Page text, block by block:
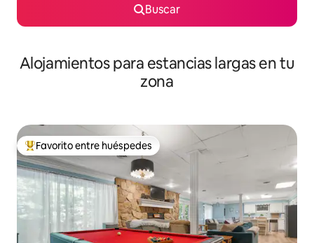
Buscar
Alojamientos para estancias largas en tu
zona
De los mejores en Favorito entre huéspedes
Favorito entre huéspedes